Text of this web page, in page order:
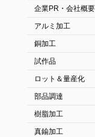
企業PR・会社概要
アルミ加工
銅加工
試作品
ロット＆量産化
部品調達
樹脂加工
真鍮加工